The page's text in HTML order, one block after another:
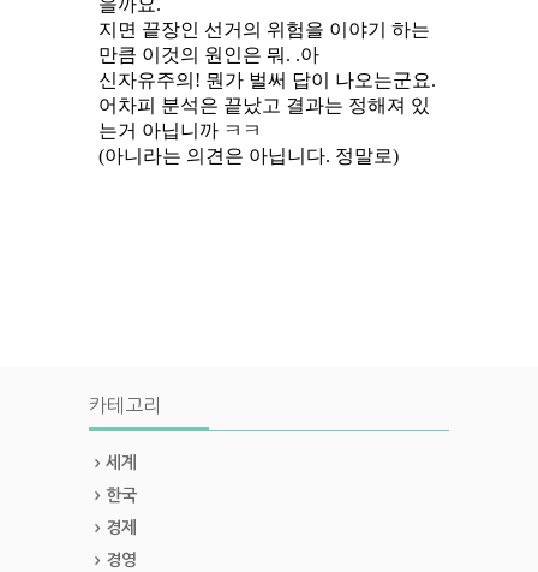
카테고리
세계
한국
경제
경영